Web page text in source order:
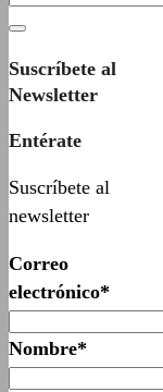
Suscríbete al
Newsletter
Entérate
Suscríbete al
newsletter
Correo
electrónico*
Nombre*